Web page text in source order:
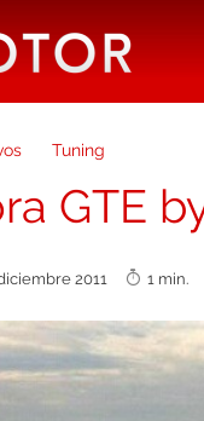
Tuning
GTE
2011 1 min.